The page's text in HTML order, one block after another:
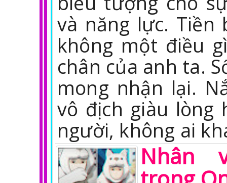
và năng lực. Tiền
không một điều
chân của anh ta.
mong nhận lại.
vô địch giàu lòng
người, không ai
Nhân